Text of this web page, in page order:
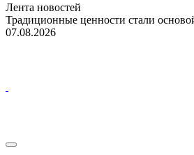
Лента новостей
Традиционные ценности стали
07.08.2026